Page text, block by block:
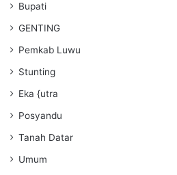
Bupati
GENTING
Pemkab Luwu
Stunting
Eka {utra
Posyandu
Tanah Datar
Umum